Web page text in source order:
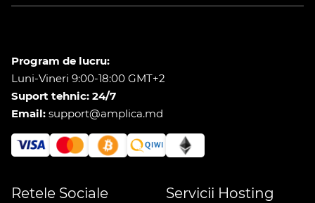
Program de lucru:
Luni-Vineri 9:00-18:00 GMT+2
Suport tehnic: 24/7
Email: support@amplica.md
Retele Sociale Servicii Hosting